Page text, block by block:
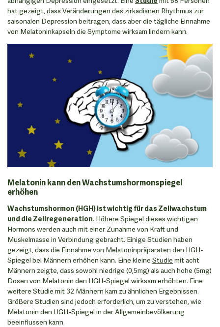
hat gezeigt, dass Veränderungen des zirkadianen Rhythmus zur
saisonalen Depression beitragen, dass aber die tägliche Einnahme
von Melatoninkapseln die Symptome wirksam lindern kann.
Melatonin kann den Wachstumshormonspiegel
erhöhen
Wachstumshormon (HGH) ist wichtig für das Zellwachstum
und die Zellregeneration. Höhere Spiegel dieses wichtigen
Hormons werden auch mit einer Zunahme von Kraft und
Muskelmasse in Verbindung gebracht. Einige Studien haben
gezeigt, dass die Einnahme von Melatoninpräparaten den HGH-
Spiegel bei Männern erhöhen kann. Eine kleine Studie mit acht
Männern zeigte, dass sowohl niedrige (0,5mg) als auch hohe (5mg)
Dosen von Melatonin den HGH-Spiegel wirksam erhöhten. Eine
weitere Studie mit 32 Männern kam zu ähnlichen Ergebnissen.
Größere Studien sind jedoch erforderlich, um zu verstehen, wie
Melatonin den HGH-Spiegel in der Allgemeinbevölkerung
beeinflussen kann.